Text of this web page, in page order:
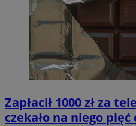
Zapłacił 1000 zł za
czekało na niego pięć